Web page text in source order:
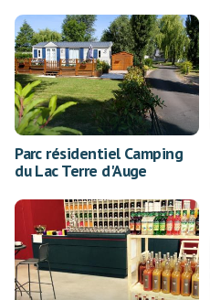
Parc résidentiel Camping
du Lac Terre d'Auge